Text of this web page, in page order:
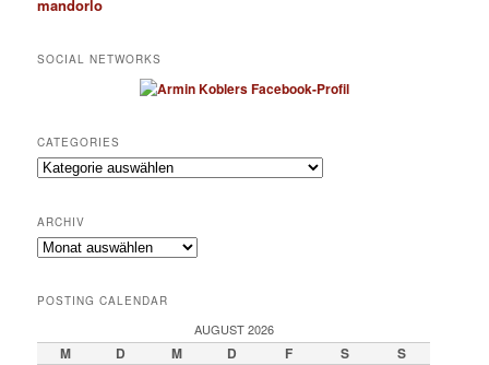
mandorlo
SOCIAL NETWORKS
CATEGORIES
Categories
ARCHIV
Archiv
POSTING CALENDAR
AUGUST 2026
M D M D F S S